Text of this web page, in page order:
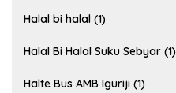
Halal bi halal (1)
Halal Bi Halal Suku Sebyar (1)
Halte Bus AMB Iguriji (1)